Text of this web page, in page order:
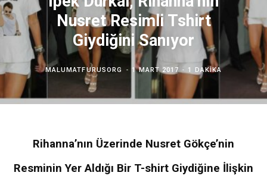
Nusret Resimli Tshirt
Giydiğini Sanıyor
MALUMATFURUSORG 1 MART 2017 1 DAKIKA
Rihanna’nın Üzerinde Nusret Gökçe’nin
Resminin Yer Aldığı Bir T-shirt Giydiğine İlişkin